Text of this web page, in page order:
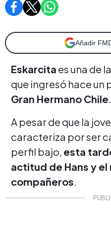
Añadir
Eskarcita es una de
que ingresó hace un
Gran Hermano Chile.
A pesar de que la
caracteriza por ser
perfil bajo, esta
actitud de Hans y el
compañeros.